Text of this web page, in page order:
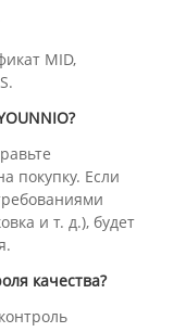
MID,
покупку. Если
и т. д.), будет
качества?